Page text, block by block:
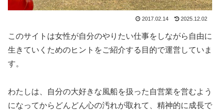
2017.02.14 2025.12.02
このサイトは女性が自分のやりたい仕事をしながら自由に
生きていくためのヒントをご紹介する目的で運営していま
す。
わたしは、自分の大好きな風船を扱った自営業を営むよう
になってからどんどん心の汚れが取れて、精神的に成長で